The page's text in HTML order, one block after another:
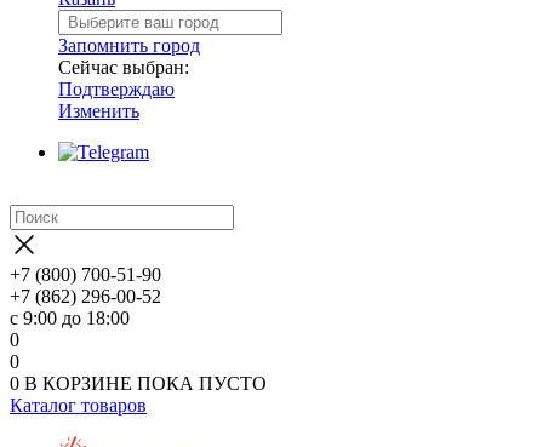
Запомнить город
Сейчас выбран:
Подтверждаю
Изменить
+7 (800) 700-51-90
+7 (862) 296-00-52
с 9:00 до 18:00
0
0
0 В КОРЗИНЕ ПОКА ПУСТО
Каталог товаров